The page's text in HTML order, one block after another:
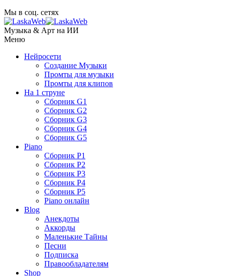
Мы в соц. сетях
Музыка & Арт на ИИ
Меню
Нейросети
Создание Музыки
Промты для музыки
Промты для клипов
На 1 струне
Сборник G1
Сборник G2
Сборник G3
Сборник G4
Сборник G5
Piano
Сборник P1
Сборник P2
Сборник P3
Сборник P4
Сборник P5
Piano онлайн
Blog
Анекдоты
Аккорды
Маленькие Тайны
Песни
Подписка
Правообладателям
Shop